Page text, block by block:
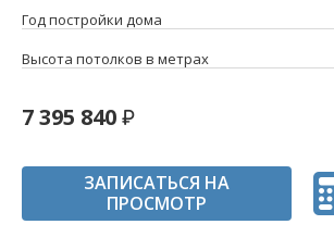
Год постройки дома
Высота потолков в метрах
7 395 840
ЗАПИСАТЬСЯ НА
ПРОСМОТР